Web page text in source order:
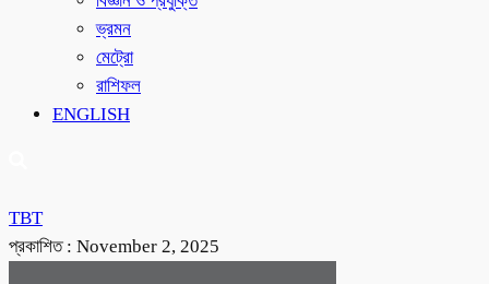
ভ্রমন
মেট্রো
রাশিফল
ENGLISH
TBT
প্রকাশিত : November 2, 2025